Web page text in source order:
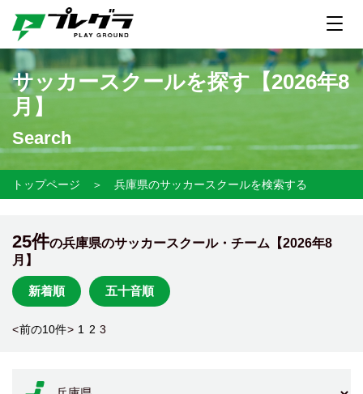
サッカースクールを探す【2026年8
月】
Search
トップページ ＞ 兵庫県のサッカースクールを検索する
25件の兵庫県のサッカースクール・チーム【2026年8
月】
新着順 五十音順
<前の10件> 1 2 3